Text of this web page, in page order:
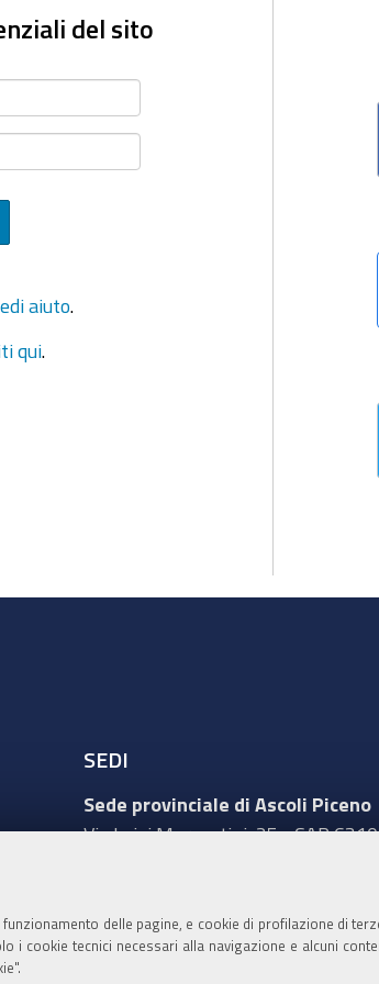
delle pagine, e cookie di profilazione di
i cookie tecnici necessari alla navigazione e alcuni
del sito
aiuto
qui.
SEDI
Sede provinciale di Ascoli Piceno
Via Luigi Mercantini, 25 - CAP
Sede provinciale di Macerata